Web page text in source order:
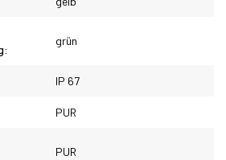
grün
IP 67
PUR
PUR